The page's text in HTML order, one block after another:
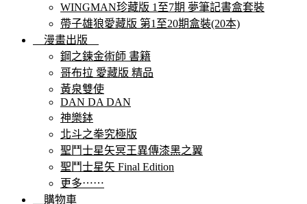
WINGMAN珍藏版 1至7期 夢筆記書盒套裝
帶子雄狼愛藏版 第1至20期盒裝(20本)
漫畫出版
鋼之鍊金術師 書籍
哥布拉 愛藏版 精品
黃泉雙使
DAN DA DAN
神樂鉢
北斗之拳究極版
聖鬥士星矢冥王異傳漆黑之翼
聖鬥士星矢 Final Edition
更多⋯⋯
購物車